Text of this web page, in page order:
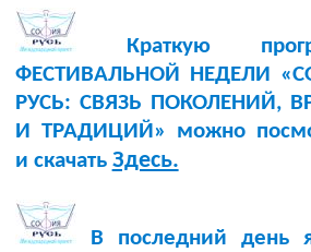
Краткую
ФЕСТИВАЛЬНОЙ НЕДЕЛИ
РУСЬ: СВЯЗЬ ПОКОЛЕНИЙ,
И ТРАДИЦИЙ» можно
и скачать Здесь.
В последний день